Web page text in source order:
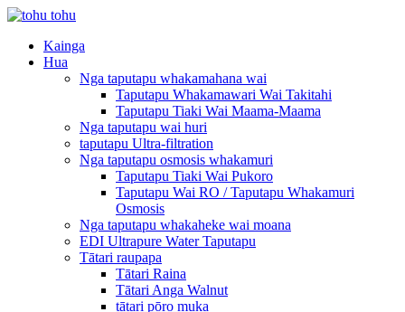
Kainga
Hua
Nga taputapu whakamahana wai
Taputapu Whakamawari Wai Takitahi
Taputapu Tiaki Wai Maama-Maama
Nga taputapu wai huri
taputapu Ultra-filtration
Nga taputapu osmosis whakamuri
Taputapu Tiaki Wai Pukoro
Taputapu Wai RO / Taputapu Whakamuri
Osmosis
Nga taputapu whakaheke wai moana
EDI Ultrapure Water Taputapu
Tātari raupapa
Tātari Raina
Tātari Anga Walnut
tātari pōro muka